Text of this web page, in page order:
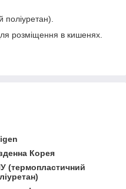
розміщення в кишенях.
Корея
(термопластичний